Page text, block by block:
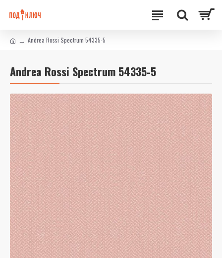
Andrea Rossi Spectrum 54335-5
Andrea Rossi Spectrum 54335-5